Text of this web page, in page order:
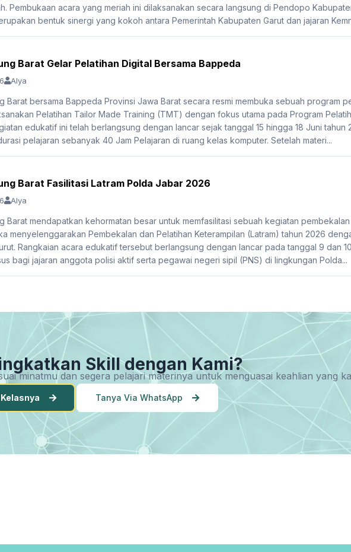
Pembukaan acara yang meriah ini dilaksanakan secara langsung di Pendopo
bentuk sinergi yang kokoh antara Pemerintah Kabupaten Garut dan jajaran
Barat Gelar Pelatihan Digital Bersama Bappeda
Alya
Barat bersama Bappeda Provinsi Jawa Barat secara resmi membuka sebuah program
Pelatihan Tailor Made Training (TMT) dengan fokus utama pada Program
edukatif ini telah berlangsung dengan lancar sejak tanggal 15 hingga 18 Juni tahun
pelajaran sebanyak 40 Jam Pelajaran di ruang kelas komputer. Setelah materi...
Barat Fasilitasi Latram Polda Jabar 2026
Alya
Barat mendapatkan kehormatan besar untuk memfasilitasi sebuah kegiatan
menyelenggarakan Pembekalan dan Pelatihan Keterampilan (Latram) tahun 2026
Rangkaian acara edukatif tersebut berlangsung dengan lancar pada tanggal 9 dan
bagi jajaran anggota polisi aktif serta pegawai negeri sipil (PNS) di lingkungan Polda...
Skill dengan Kami?
minatmu dan segera pelajari materinya untuk menguasai keahlian yang
Tanya Via WhatsApp